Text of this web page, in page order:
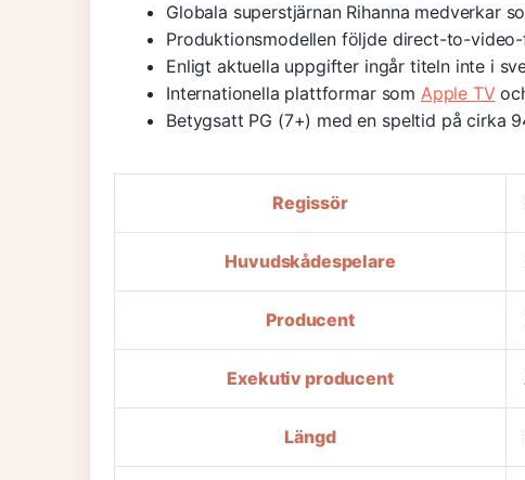
Globala superstjärnan Rihanna medverkar
Produktionsmodellen följde direct-to-
Enligt aktuella uppgifter ingår titeln inte i
Internationella plattformar som Apple TV
Betygsatt PG (7+) med en speltid på cirka
Regissör
Huvudskådespelare
Producent
Exekutiv producent
Längd